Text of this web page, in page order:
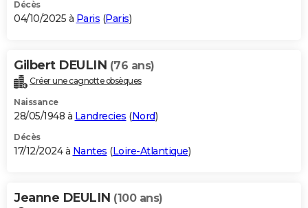
BONS PLANS
Carte de Noël
Carte Bonne année
Carte Saint-Valentin
Carte Pâques
Carte d'anniversaire
DICTIONNAIRE
Dictionnaire
Biographies
Citations
Expressions
Proverbes
PROGRAMME TV
S'inscrire
Se connecter
Lycées
Collèges
Primaires
Universités
Entreprises
Service militaire
Avis de recherche
AVIS DE DÉCÈS
Décès
04/10/2025 à Paris (Paris)
Gilbert DEULIN (76 ans)
Créer une cagnotte obsèques
Naissance
28/05/1948 à Landrecies (Nord)
Décès
17/12/2024 à Nantes (Loire-Atlantique)
Jeanne DEULIN (100 ans)